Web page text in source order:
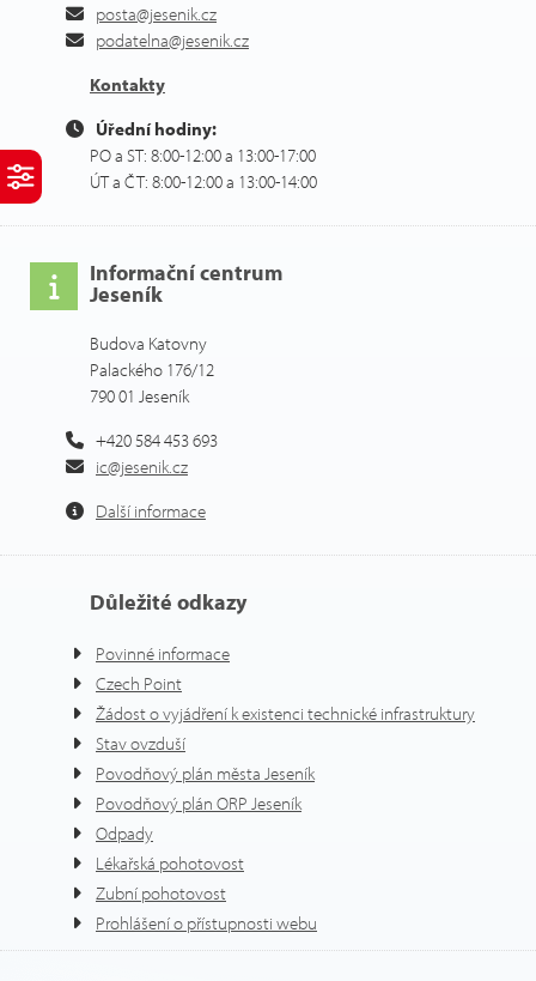
posta@jesenik.cz
podatelna@jesenik.cz
Kontakty
Úřední hodiny:
PO a ST: 8:00-12:00 a 13:00-17:00
ÚT a ČT: 8:00-12:00 a 13:00-14:00
Informační centrum
Jeseník
Budova Katovny
Palackého 176/12
790 01 Jeseník
+420 584 453 693
ic@jesenik.cz
Další informace
Důležité odkazy
Povinné informace
Czech Point
Žádost o vyjádření k existenci technické infrastruktury
Stav ovzduší
Povodňový plán města Jeseník
Povodňový plán ORP Jeseník
Odpady
Lékařská pohotovost
Zubní pohotovost
Prohlášení o přístupnosti webu